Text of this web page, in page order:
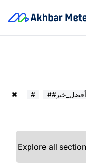
# ##أفضل_خبر